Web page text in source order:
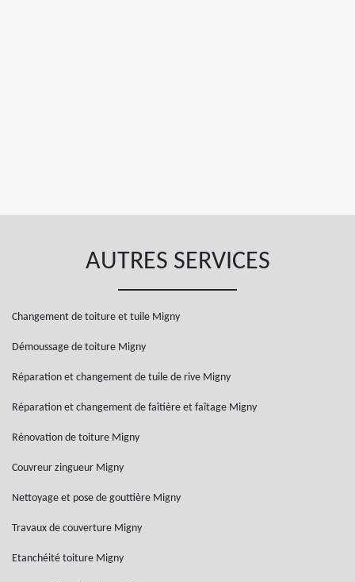
AUTRES SERVICES
Changement de toiture et tuile Migny
Démoussage de toiture Migny
Réparation et changement de tuile de rive Migny
Réparation et changement de faîtière et faîtage Migny
Rénovation de toiture Migny
Couvreur zingueur Migny
Nettoyage et pose de gouttière Migny
Travaux de couverture Migny
Etanchéité toiture Migny